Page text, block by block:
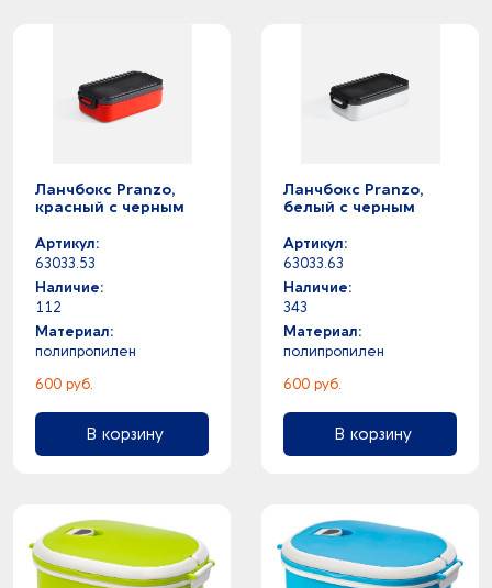
Ланчбокс Pranzo,
красный с черным
Артикул:
63033.53
Наличие:
112
Материал:
полипропилен
600 руб.
В корзину
Ланчбокс Pranzo,
белый с черным
Артикул:
63033.63
Наличие:
343
Материал:
полипропилен
600 руб.
В корзину